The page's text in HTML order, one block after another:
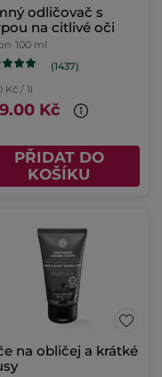
odličovač s
na citlivé oči
100 ml
(1437)
Kč / 1l
Kč
PŘIDAT DO
KOŠÍKU
na obličej a krátké